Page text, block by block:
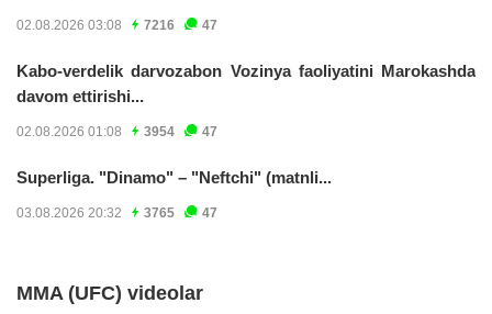
02.08.2026 03:08 7216 47
Kabo-verdelik darvozabon Vozinya faoliyatini Marokashda
davom ettirishi...
02.08.2026 01:08 3954 47
Superliga. "Dinamo" – "Neftchi" (matnli...
03.08.2026 20:32 3765 47
MMA (UFC) videolar